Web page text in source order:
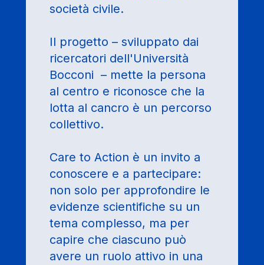
società civile.
Il progetto – sviluppato dai
ricercatori dell'Università
Bocconi – mette la persona
al centro e riconosce che la
lotta al cancro è un percorso
collettivo.
Care to Action è un invito a
conoscere e a partecipare:
non solo per approfondire le
evidenze scientifiche su un
tema complesso, ma per
capire che ciascuno può
avere un ruolo attivo in una